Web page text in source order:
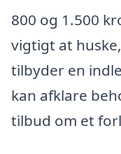
800 og 1.500
vigtigt at
tilbyder en
kan afklare
tilbud om et